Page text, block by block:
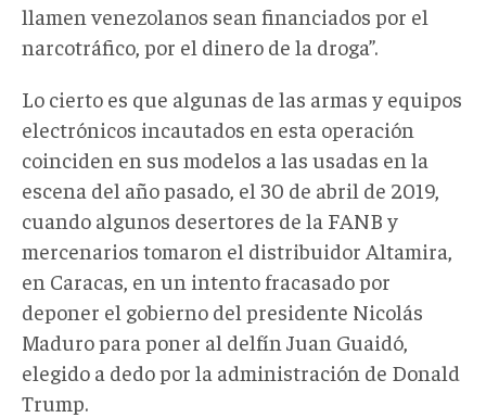
llamen venezolanos sean financiados por el
narcotráfico, por el dinero de la droga”.
Lo cierto es que algunas de las armas y equipos
electrónicos incautados en esta operación
coinciden en sus modelos a las usadas en la
escena del año pasado, el 30 de abril de 2019,
cuando algunos desertores de la FANB y
mercenarios tomaron el distribuidor Altamira,
en Caracas, en un intento fracasado por
deponer el gobierno del presidente Nicolás
Maduro para poner al delfín Juan Guaidó,
elegido a dedo por la administración de Donald
Trump.